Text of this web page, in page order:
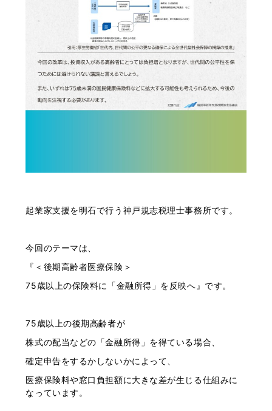
起業家支援を明石で行う神戸規志税理士事務所です。
今回のテーマは、
『＜後期高齢者医療保険＞
75歳以上の保険料に「金融所得」を反映へ』です。
75歳以上の後期高齢者が
株式の配当などの「金融所得」を得ている場合、
確定申告をするかしないかによって、
医療保険料や窓口負担額に大きな差が生じる仕組みに
なっています。